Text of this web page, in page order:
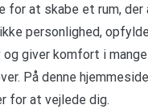
for at skabe et rum,
personlighed,
og giver komfort i
På denne
for at vejlede dig.